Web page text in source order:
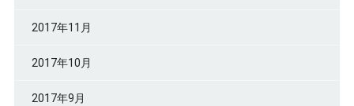
2017年11月
2017年10月
2017年9月